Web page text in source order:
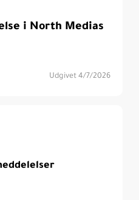
i North Medias
Udgivet 4/7/2026